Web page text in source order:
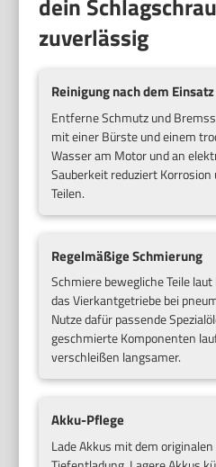
zuverlässig
Reinigung nach dem Einsatz
Entferne Schmutz und
mit einer Bürste und einem
Wasser am Motor und an
Sauberkeit reduziert
Teilen.
Regelmäßige Schmierung
Schmiere bewegliche Teile
das Vierkantgetriebe bei
Nutze dafür passende
geschmierte Komponenten
verschleißen langsamer.
Akku-Pflege
Lade Akkus mit dem